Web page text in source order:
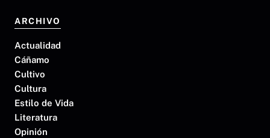
ARCHIVO
Actualidad
Cáñamo
Cultivo
Cultura
Estilo de Vida
Literatura
Opinión